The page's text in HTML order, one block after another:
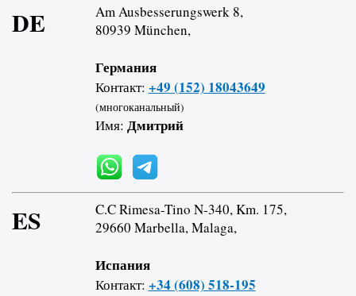
DE
Am Ausbesserungswerk 8,
80939 München,
Германия
Контакт: +49 (152) 18043649
(многоканальный)
Имя: Дмитрий
ES
C.C Rimesa-Tino N-340, Km. 175,
29660 Marbella, Malaga,
Испания
Контакт: +34 (608) 518-195